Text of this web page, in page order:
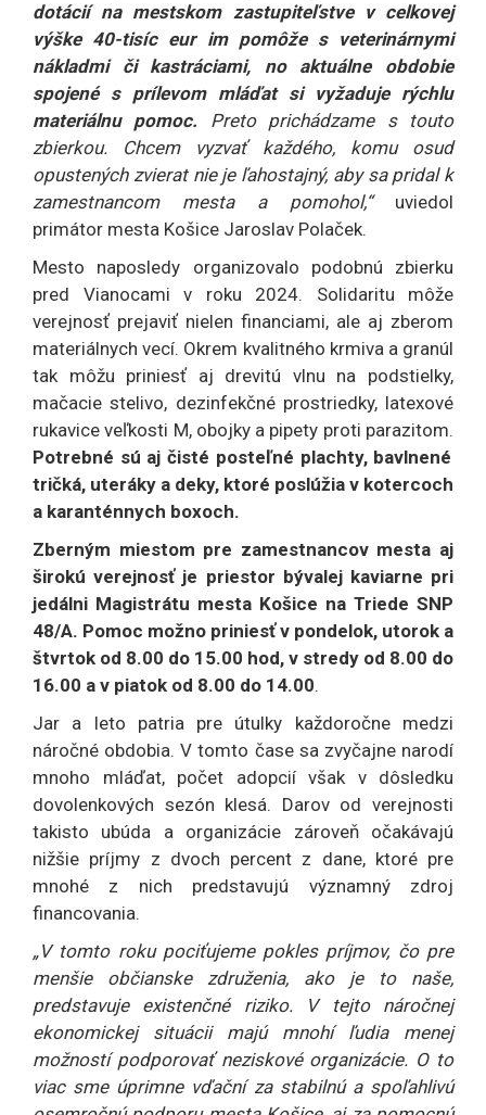
dotácií na mestskom zastupiteľstve v celkovej
výške 40-tisíc eur im pomôže s veterinárnymi
nákladmi či kastráciami, no aktuálne obdobie
spojené s prílevom mláďat si vyžaduje rýchlu
materiálnu pomoc. Preto prichádzame s touto
zbierkou. Chcem vyzvať každého, komu osud
opustených zvierat nie je ľahostajný, aby sa pridal k
zamestnancom mesta a pomohol,“uviedol
primátor mesta Košice Jaroslav Polaček.
Mesto naposledy organizovalo podobnú zbierku
pred Vianocami v roku 2024. Solidaritu môže
verejnosť prejaviť nielen financiami, ale aj zberom
materiálnych vecí. Okrem kvalitného krmiva a granúl
tak môžu priniesť aj drevitú vlnu na podstielky,
mačacie stelivo, dezinfekčné prostriedky, latexové
rukavice veľkosti M, obojky a pipety proti parazitom.
Potrebné sú aj čisté posteľné plachty, bavlnené
tričká, uteráky a deky, ktoré poslúžia v kotercoch
a karanténnych boxoch.
Zberným miestom pre zamestnancov mesta aj
širokú verejnosť je priestor bývalej kaviarne pri
jedálni Magistrátu mesta Košice na Triede SNP
48/A. Pomoc možno priniesť v pondelok, utorok a
štvrtok od 8.00 do 15.00 hod, v stredy od 8.00 do
16.00 a v piatok od 8.00 do 14.00.
Jar a leto patria pre útulky každoročne medzi
náročné obdobia. V tomto čase sa zvyčajne narodí
mnoho mláďat, počet adopcií však v dôsledku
dovolenkových sezón klesá. Darov od verejnosti
takisto ubúda a organizácie zároveň očakávajú
nižšie príjmy z dvoch percent z dane, ktoré pre
mnohé z nich predstavujú významný zdroj
financovania.
„V tomto roku pociťujeme pokles príjmov, čo pre
menšie občianske združenia, ako je to naše,
predstavuje existenčné riziko. V tejto náročnej
ekonomickej situácii majú mnohí ľudia menej
možností podporovať neziskové organizácie. O to
viac sme úprimne vďační za stabilnú a spoľahlivú